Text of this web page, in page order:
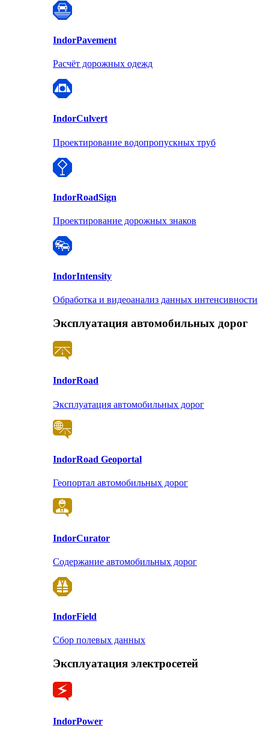
IndorPavement
Расчёт дорожных одежд
IndorCulvert
Проектирование водопропускных труб
IndorRoadSign
Проектирование дорожных знаков
IndorIntensity
Обработка и видеоанализ данных интенсивности
Эксплуатация автомобильных дорог
IndorRoad
Эксплуатация автомобильных дорог
IndorRoad Geoportal
Геопортал автомобильных дорог
IndorCurator
Содержание автомобильных дорог
IndorField
Сбор полевых данных
Эксплуатация электросетей
IndorPower